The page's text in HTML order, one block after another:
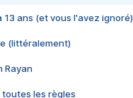
13 ans (et vous l'avez ignoré)
(littéralement)
Rayan
toutes les règles